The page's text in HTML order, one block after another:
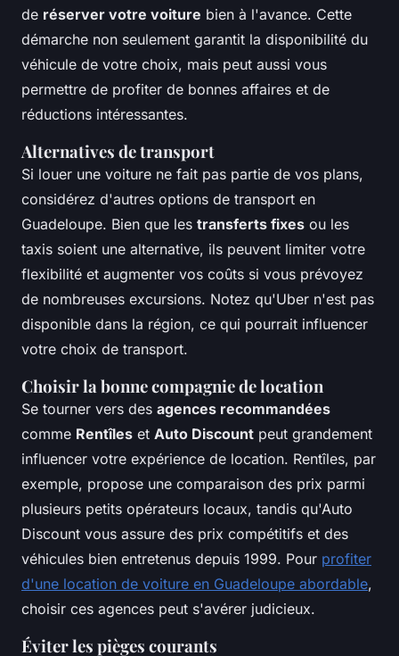
de réserver votre voiture bien à l'avance. Cette
démarche non seulement garantit la disponibilité du
véhicule de votre choix, mais peut aussi vous
permettre de profiter de bonnes affaires et de
réductions intéressantes.
Alternatives de transport
Si louer une voiture ne fait pas partie de vos plans,
considérez d'autres options de transport en
Guadeloupe. Bien que les transferts fixes ou les
taxis soient une alternative, ils peuvent limiter votre
flexibilité et augmenter vos coûts si vous prévoyez
de nombreuses excursions. Notez qu'Uber n'est pas
disponible dans la région, ce qui pourrait influencer
votre choix de transport.
Choisir la bonne compagnie de location
Se tourner vers des agences recommandées
comme Rentîles et Auto Discount peut grandement
influencer votre expérience de location. Rentîles, par
exemple, propose une comparaison des prix parmi
plusieurs petits opérateurs locaux, tandis qu'Auto
Discount vous assure des prix compétitifs et des
véhicules bien entretenus depuis 1999. Pour profiter
d'une location de voiture en Guadeloupe abordable,
choisir ces agences peut s'avérer judicieux.
Éviter les pièges courants